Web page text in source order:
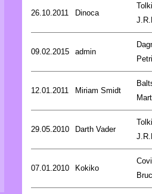
26.10.2011 Dinoca
09.02.2015 admin
12.01.2011 Miriam Smidt
29.05.2010 Darth Vader
07.01.2010 Kokiko